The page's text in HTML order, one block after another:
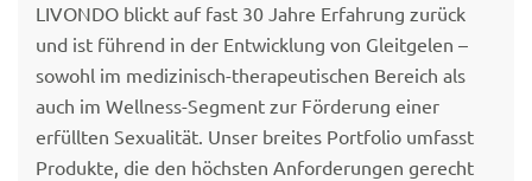
LIVONDO blickt auf fast 30 Jahre Erfahrung zurück
und ist führend in der Entwicklung von Gleitgelen –
sowohl im medizinisch-therapeutischen Bereich als
auch im Wellness-Segment zur Förderung einer
erfüllten Sexualität. Unser breites Portfolio umfasst
Produkte, die den höchsten Anforderungen gerecht